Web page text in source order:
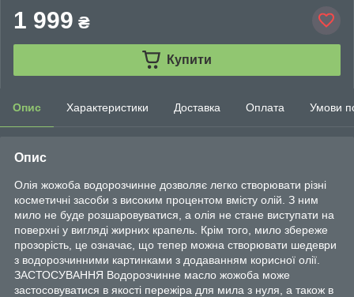
1 999 ₴
Купити
Опис Характеристики Доставка Оплата Умови
Опис
Олія жожоба водорозчинне дозволяє легко створювати різні
косметичні засоби з високим процентом вмісту олій. З ним
мило не буде розшаровуватися, а олія не стане виступати на
поверхні у вигляді жирних крапель. Крім того, мило збереже
прозорість, це означає, що тепер можна створювати шедеври
з водорозчинними картинками з додаванням корисної олії.
ЗАСТОСУВАННЯ Водорозчинне масло жожоба може
застосовуватися в якості пережіра для мила з нуля, а також в